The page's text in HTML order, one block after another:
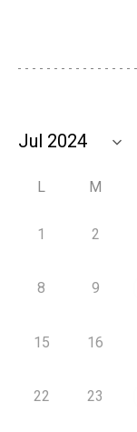
L M
1 2
8 9
15 16
22 23